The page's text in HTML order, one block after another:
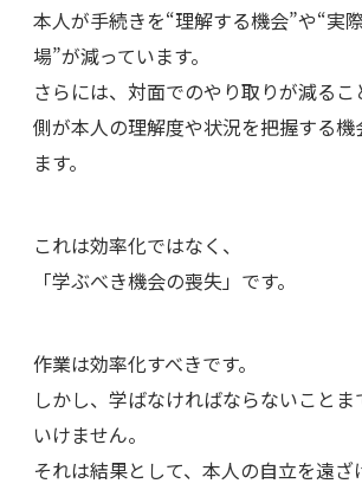
本人が手続きを“理解する機会”や“実
場”が減っています。
さらには、対面でのやり取りが減るこ
側が本人の理解度や状況を把握する機
ます。
これは効率化ではなく、
「学ぶべき機会の喪失」です。
作業は効率化すべきです。
しかし、学ばなければならないこと
いけません。
それは結果として、本人の自立を遠ざ